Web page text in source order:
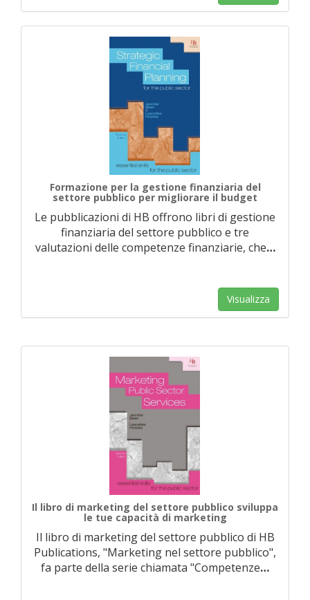
Formazione per la gestione finanziaria del
settore pubblico per migliorare il budget
Le pubblicazioni di HB offrono libri di gestione
finanziaria del settore pubblico e tre
valutazioni delle competenze finanziarie, che…
Visualizza
Il libro di marketing del settore pubblico sviluppa
le tue capacità di marketing
Il libro di marketing del settore pubblico di HB
Publications, "Marketing nel settore pubblico",
fa parte della serie chiamata "Competenze…